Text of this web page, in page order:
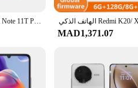
هاتف Xiaomi Redmi Note 11T Pro Plus 5G Android 6.6 بوصة RAM 8GB ROM 128GB MediaTek Dimensity 8100 مستعمل
MAD1,371.07